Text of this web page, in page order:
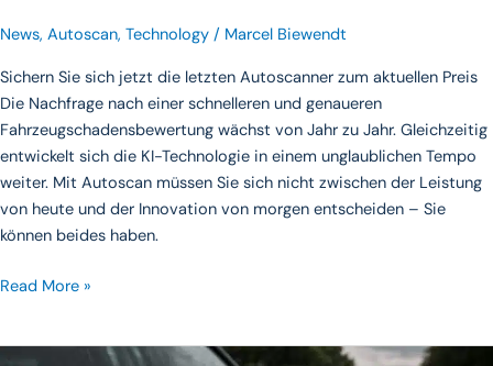
News, Autoscan, Technology / Marcel Biewendt
Sichern Sie sich jetzt die letzten Autoscanner zum aktuellen Preis
Die Nachfrage nach einer schnelleren und genaueren
Fahrzeugschadensbewertung wächst von Jahr zu Jahr. Gleichzeitig
entwickelt sich die KI-Technologie in einem unglaublichen Tempo
weiter. Mit Autoscan müssen Sie sich nicht zwischen der Leistung
von heute und der Innovation von morgen entscheiden – Sie
können beides haben.
Read More »